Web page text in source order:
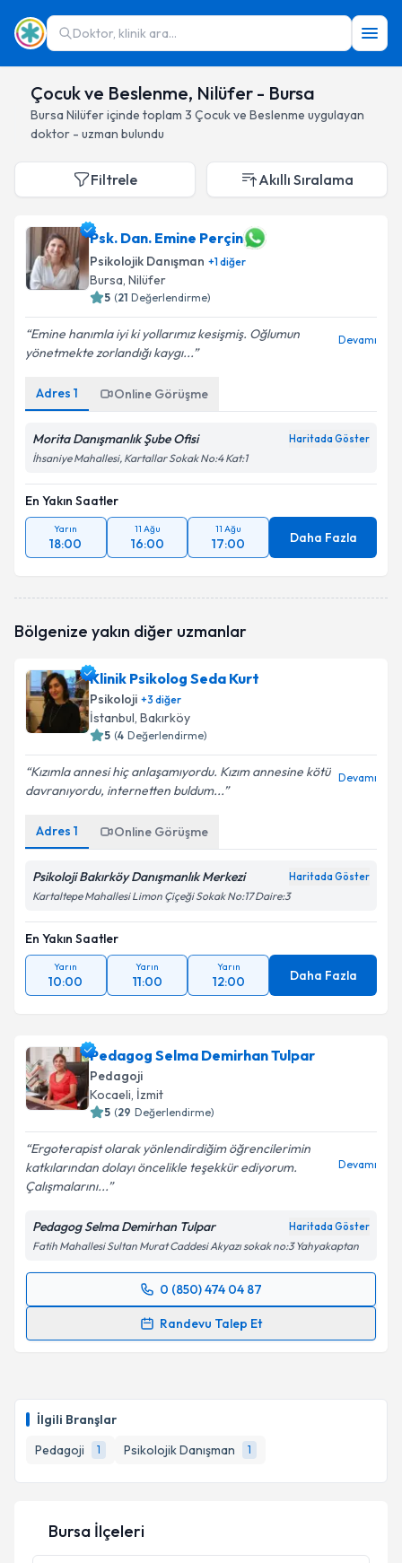
Doktor, klinik ara...
Çocuk ve Beslenme, Nilüfer - Bursa
Bursa Nilüferiçinde toplam 3 Çocuk ve Beslenme uygulayan
doktor - uzman bulundu
İlgili Branşlar
Pedagoji
1 Psikolojik Danışman 1
Filtrele Akıllı Sıralama
Psk. Dan. Emine Perçin
Psikolojik Danışman +1diğer
Bursa, Nilüfer
5 (21 Değerlendirme)
Emine hanımla iyi ki yollarımız kesişmiş. Oğlumun
yönetmekte zorlandığı kaygı...
Devamı
Adres 1 Online Görüşme
Morita Danışmanlık Şube Ofisi Haritada Göster
İhsaniye Mahallesi, Kartallar Sokak No:4 Kat:1
En Yakın Saatler
Yarın
18:00
11 Ağu
16:00
11 Ağu
17:00 Daha Fazla
Bölgenize yakın diğer uzmanlar
Klinik Psikolog Seda Kurt
Psikoloji +3 diğer
İstanbul, Bakırköy
5 (4 Değerlendirme)
Kızımla annesi hiç anlaşamıyordu. Kızım annesine kötü
davranıyordu, internetten buldum...
Devamı
Adres 1 Online Görüşme
Psikoloji Bakırköy Danışmanlık Merkezi Haritada Göster
Kartaltepe Mahallesi Limon Çiçeği Sokak No:17 Daire:3
En Yakın Saatler
Yarın
10:00
Yarın
11:00
Yarın
12:00 Daha Fazla
Pedagog Selma Demirhan Tulpar
Pedagoji
Kocaeli, İzmit
5 (29 Değerlendirme)
Ergoterapist olarak yönlendirdiğim öğrencilerimin
katkılarından dolayı öncelikle teşekkür ediyorum.
Çalışmalarını...
Devamı
Pedagog Selma Demirhan Tulpar Haritada Göster
Fatih Mahallesi Sultan Murat Caddesi Akyazı sokak no:3 Yahyakaptan
0 (850) 474 04 87
Randevu Talep Et
Randevu Takvimi Talebi
bilgilendireceğiz.
E-posta Adresiniz
Kişisel verilerimin işlenmesine ilişkin
Metni'ni okudum ve kişisel verilerimin belirtilen
Bursa İlçeleri